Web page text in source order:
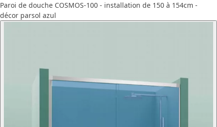
Paroi de douche COSMOS-100 - installation de 150 à 154cm -
décor parsol azul